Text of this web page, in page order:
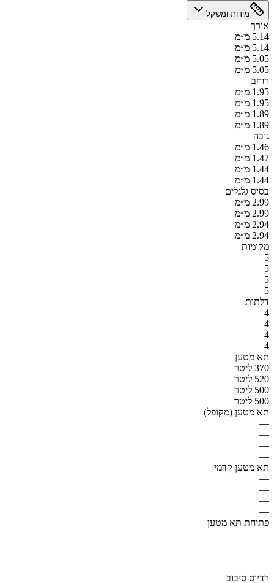
מידות ומשקל
אורך
5.14 מ״מ
5.14 מ״מ
5.05 מ״מ
5.05 מ״מ
רוחב
1.95 מ״מ
1.95 מ״מ
1.89 מ״מ
1.89 מ״מ
גובה
1.46 מ״מ
1.47 מ״מ
1.44 מ״מ
1.44 מ״מ
בסיס גלגלים
2.99 מ״מ
2.99 מ״מ
2.94 מ״מ
2.94 מ״מ
מקומות
5
5
5
5
דלתות
4
4
4
4
תא מטען
370 ליטר
520 ליטר
500 ליטר
500 ליטר
תא מטען (מקופל)
—
—
—
—
תא מטען קדמי
—
—
—
—
פתיחת תא מטען
—
—
—
—
רדיוס סיבוב